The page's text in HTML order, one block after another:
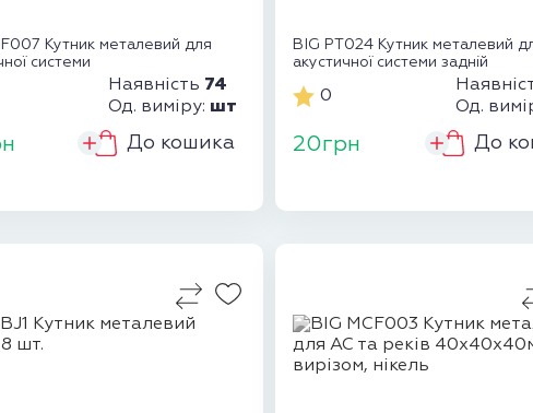
Кутник металевий для
системи
Наявність 74
Од. виміру: шт
До кошика
BIG PT024 Кутник металевий
акустичної системи задній
0
Од.
20грн До